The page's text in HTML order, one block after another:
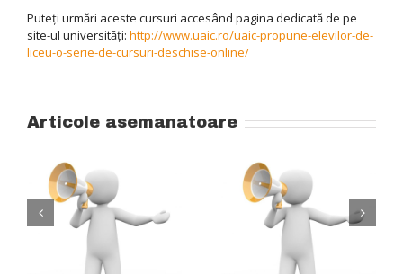
Puteți urmări aceste cursuri accesând pagina dedicată de pe
site-ul universități: http://www.uaic.ro/uaic-propune-elevilor-de-
liceu-o-serie-de-cursuri-deschise-online/
Articole asemanatoare
Finalizare studii –
Licenţă şi
Tabere